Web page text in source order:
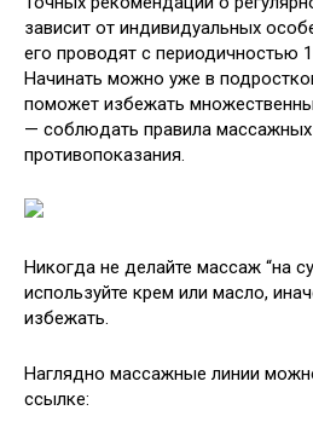
зависит от индивидуальных
его проводят с периодичностью
Начинать можно уже в
поможет избежать
— соблюдать правила массажных
противопоказания.
Никогда не делайте массаж “на
используйте крем или масло,
избежать.
Наглядно массажные линии
ссылке: